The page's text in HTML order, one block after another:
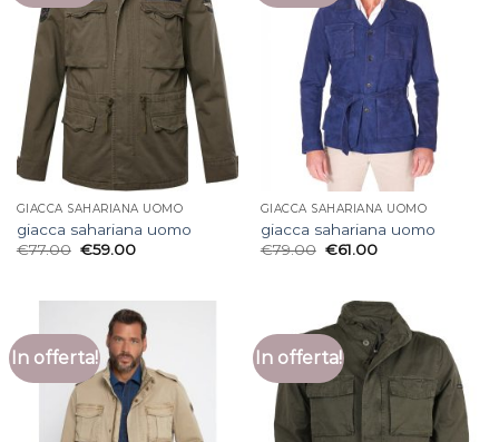
GIACCA SAHARIANA UOMO
giacca sahariana uomo
€77.00 €59.00
GIACCA SAHARIANA UOMO
giacca sahariana uomo
€79.00 €61.00
In offerta! In offerta!